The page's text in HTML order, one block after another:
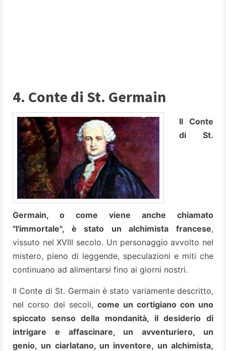
4. Conte di St. Germain
Il Conte
di St.
Germain, o come viene anche chiamato
"l'immortale", è stato un alchimista francese,
vissuto nel XVIII secolo. Un personaggio avvolto nel
mistero, pieno di leggende, speculazioni e miti che
continuano ad alimentarsi fino ai giorni nostri.
Il Conte di St. Germain è stato variamente descritto,
nel corso dei secoli, come un cortigiano con uno
spiccato senso della mondanità, il desiderio di
intrigare e affascinare, un avventuriero, un
genio, un ciarlatano, un inventore, un alchimista,